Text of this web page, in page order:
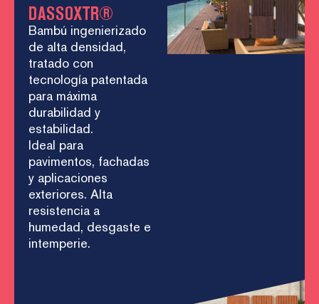
DASSOXTR®
Bambú ingenierizado
de alta densidad,
tratado con
tecnología patentada
para máxima
durabilidad y
estabilidad.
Ideal para
pavimentos, fachadas
y aplicaciones
exteriores. Alta
resistencia a
humedad, desgaste e
intemperie.